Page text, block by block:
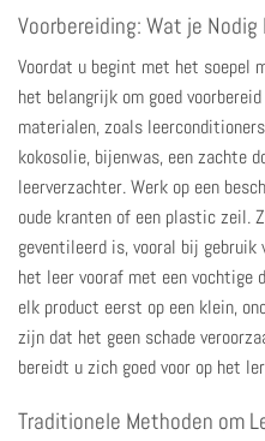
Voorbereiding: Wat je Nodig
Voordat u begint met het soepel
het belangrijk om goed
materialen, zoals
kokosolie, bijenwas, een zachte
leerverzachter. Werk op een
oude kranten of een plastic zeil.
geventileerd is, vooral bij gebruik
het leer vooraf met een vochtige
elk product eerst op een klein,
zijn dat het geen schade
bereidt u zich goed voor op het
Traditionele Methoden om